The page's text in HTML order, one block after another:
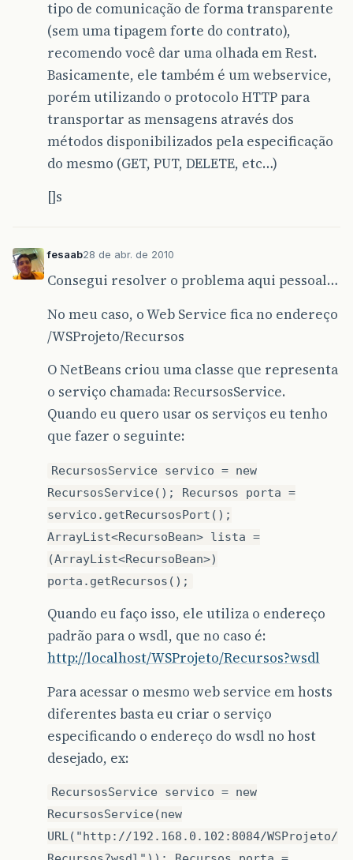
tipo de comunicação de forma transparente
(sem uma tipagem forte do contrato),
recomendo você dar uma olhada em Rest.
Basicamente, ele também é um webservice,
porém utilizando o protocolo HTTP para
transportar as mensagens através dos
métodos disponibilizados pela especificação
do mesmo (GET, PUT, DELETE, etc…)
[]s
fesaab28 de abr. de 2010
Consegui resolver o problema aqui pessoal…
No meu caso, o Web Service fica no endereço
/WSProjeto/Recursos
O NetBeans criou uma classe que representa
o serviço chamada: RecursosService.
Quando eu quero usar os serviços eu tenho
que fazer o seguinte:
RecursosService servico = new
RecursosService(); Recursos porta =
servico.getRecursosPort();
ArrayList<RecursoBean> lista =
(ArrayList<RecursoBean>)
porta.getRecursos();
Quando eu faço isso, ele utiliza o endereço
padrão para o wsdl, que no caso é:
http://localhost/WSProjeto/Recursos?wsdl
Para acessar o mesmo web service em hosts
diferentes basta eu criar o serviço
especificando o endereço do wsdl no host
desejado, ex:
RecursosService servico = new
RecursosService(new
URL("http://192.168.0.102:8084/WSProjeto/